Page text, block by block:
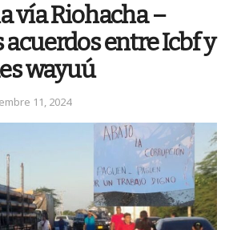
vía Riohacha –
acuerdos entre Icbf y
wayuú
11, 2024